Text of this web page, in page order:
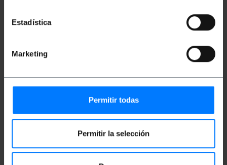
Estadística
Marketing
Permitir todas
Permitir la selección
Tamanhos do produto (largura x profundidade
x altura): 13.7 x 8.6 x 2.8 cm
Arquivo de produto 1